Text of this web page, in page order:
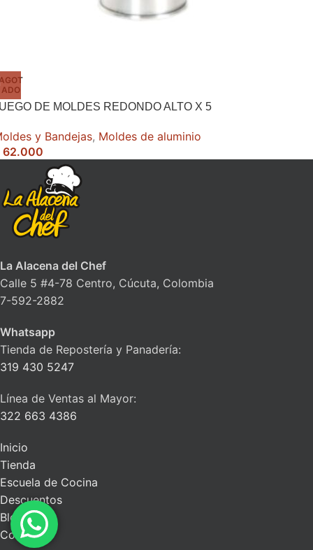
ADO
DE MOLDES REDONDO ALTO X 5
y Bandejas, Moldes de aluminio
62.000
La Alacena del Chef
Calle 5 #4-78 Centro, Cúcuta, Colombia
7-592-2882
Whatsapp
Tienda de Repostería y Panadería:
319 430 5247
Línea de Ventas al Mayor:
322 663 4386
Inicio
Tienda
Escuela de Cocina
Descuentos
Blog
Contacto